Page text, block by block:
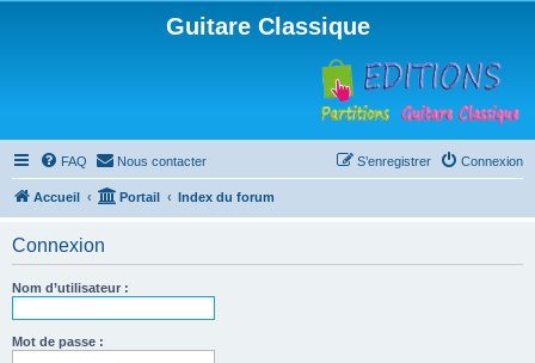
Guitare Classique
FAQ Nous contacter Connexion
S’enregistrer
Accueil Portail Index du forum
Connexion
Nom d’utilisateur :
Mot de passe :